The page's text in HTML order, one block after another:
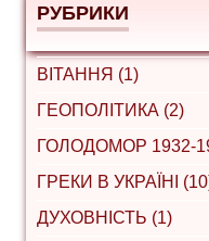
РУБРИКИ
ВІТАННЯ (1)
ГЕОПОЛІТИКА (2)
ГОЛОДОМОР 1932-
ГРЕКИ В УКРАЇНІ
ДУХОВНІСТЬ (1)